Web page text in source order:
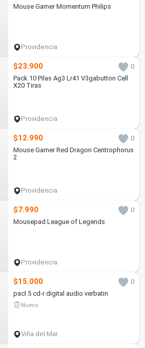
Mouse Gamer Momentum Philips
Providencia
$23.900
0
Pack 10 Pilas Ag3 Lr41 V3gabutton Cell
X20 Tiras
Providencia
$12.990
0
Mouse Gamer Red Dragon Centrophorus
2
Providencia
$7.990
0
Mousepad League of Legends
Providencia
$15.000
0
pacl 5 cd-r digital audio verbatin
Nuevo
Viña del Mar